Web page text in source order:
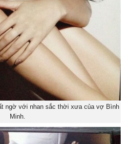
ngờ với nhan sắc thời xưa của vợ Bình
Minh.